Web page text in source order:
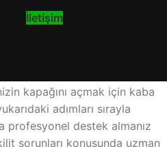
İletişim
açmayı deneyin. Ancak bu
aksam zarar görebilir.
veya tambur
Bu işlemler güvenlik
kapağını açmak için kaba
adımları sırayla
profesyonel destek almanız
sorunları konusunda uzman